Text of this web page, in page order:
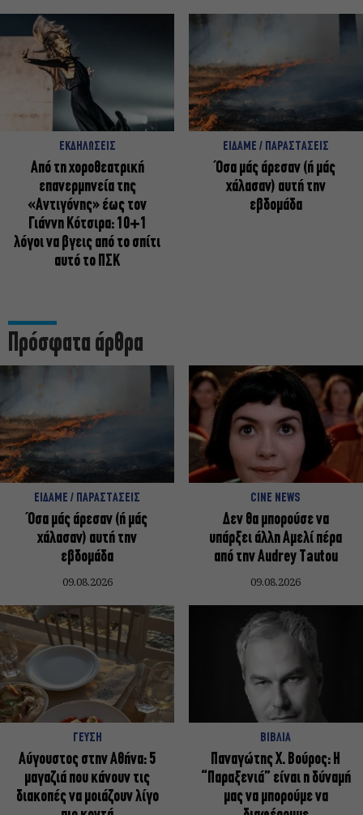
ΕΚΔΗΛΩΣΕΙΣ
Από τη χοροθεατρική
επανερμηνεία της
«Αντιγόνης» έως τον
Γιάννη Κότσιρα: 10+1
λόγοι να βγεις από το σπίτι
αυτό το ΠΣΚ
ΕΙΔΑΜΕ / ΠΑΡΑΣΤΑΣΕΙΣ
Όσα μάς άρεσαν (ή μάς
χάλασαν) αυτή την
εβδομάδα
Πρόσφατα άρθρα
ΕΙΔΑΜΕ / ΠΑΡΑΣΤΑΣΕΙΣ
Όσα μάς άρεσαν (ή μάς
χάλασαν) αυτή την
εβδομάδα
09.08.2026
CINE NEWS
Δεν θα μπορούσε να
υπάρξει άλλη Αμελί πέρα
από την Audrey Tautou
09.08.2026
ΓΕΥΣΗ
Αύγουστος στην Αθήνα: 5
μαγαζιά που κάνουν τις
διακοπές να μοιάζουν λίγο
ΒΙΒΛΙΑ
Παναγώτης Χ. Βούρος: Η
“Παραξενιά” είναι η δύναμή
μας να μπορούμε να